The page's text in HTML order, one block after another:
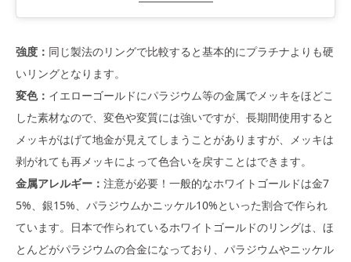
強度： 同じ製法のリングで比較すると基本的にプラチナよりも硬
いリングとなります。
変色： イエローゴールドにパラジウム等の金属でメッキをほどこ
した素材なので、変色や変質には強いですが、長期間使用すると
メッキがはげて地金が見えてしまうことがありますが、メッキは
剥がれても再メッキによって色合いを戻すことはできます。
金属アレルギー： 注意が必要！一般的なホワイトゴールドは金7
5%、銀15%、パラジウムかニッケル10%といった割合で作られ
ています。日本で作られているホワイトゴールドのリングは、ほ
とんどがパラジウムの合金になっており、パラジウムやニッケル